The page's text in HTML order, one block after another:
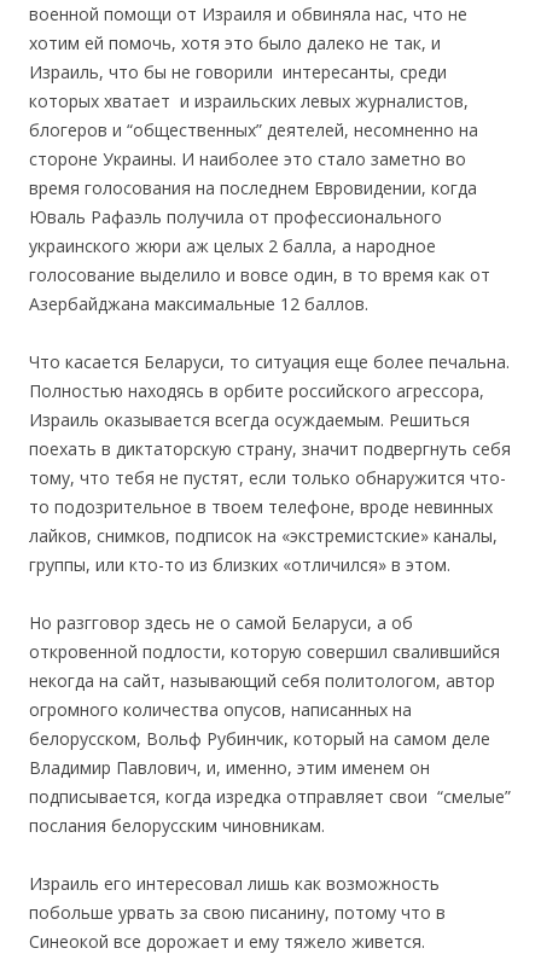
военной помощи от Израиля и обвиняла нас, что не
хотим ей помочь, хотя это было далеко не так, и
Израиль, что бы не говорили интересанты, среди
которых хватает и израильских левых журналистов,
блогеров и “общественных” деятелей, несомненно на
стороне Украины. И наиболее это стало заметно во
время голосования на последнем Евровидении, когда
Юваль Рафаэль получила от профессионального
украинского жюри аж целых 2 балла, а народное
голосование выделило и вовсе один, в то время как от
Азербайджана максимальные 12 баллов.
Что касается Беларуси, то ситуация еще более печальна.
Полностью находясь в орбите российского агрессора,
Израиль оказывается всегда осуждаемым. Решиться
поехать в диктаторскую страну, значит подвергнуть себя
тому, что тебя не пустят, если только обнаружится что-
то подозрительное в твоем телефоне, вроде невинных
лайков, снимков, подписок на «экстремистские» каналы,
группы, или кто-то из близких «отличился» в этом.
Но разгговор здесь не о самой Беларуси, а об
откровенной подлости, которую совершил свалившийся
некогда на сайт, называющий себя политологом, автор
огромного количества опусов, написанных на
белорусском, Вольф Рубинчик, который на самом деле
Владимир Павлович, и, именно, этим именем он
подписывается, когда изредка отправляет свои “смелые”
послания белорусским чиновникам.
Израиль его интересовал лишь как возможность
побольше урвать за свою писанину, потому что в
Синеокой все дорожает и ему тяжело живется.